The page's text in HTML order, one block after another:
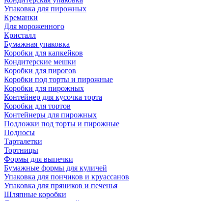
Упаковка для пирожных
Креманки
Для мороженного
Кристалл
Бумажная упаковка
Коробки для капкейков
Кондитерские мешки
Коробки для пирогов
Коробки под торты и пирожные
Коробки для пирожных
Контейнер для кусочка торта
Коробки для тортов
Контейнеры для пирожных
Подложки под торты и пирожные
Подносы
Тарталетки
Тортницы
Формы для выпечки
Бумажные формы для куличей
Упаковка для пончиков и круассанов
Упаковка для пряников и печенья
Шляпные коробки